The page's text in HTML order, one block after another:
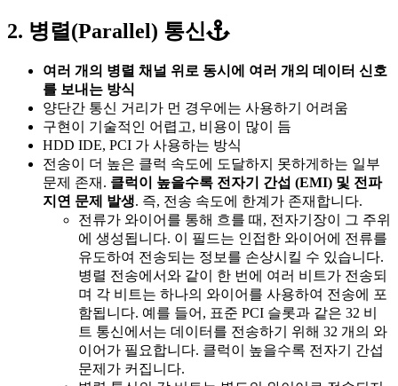
2. 병렬(Parallel) 통신
여러 개의 병렬 채널 위로 동시에 여러 개의 데이터 신호
를 보내는 방식
양단간 통신 거리가 먼 경우에는 사용하기 어려움
구현이 기술적인 어렵고, 비용이 많이 듬
HDD IDE, PCI 가 사용하는 방식
전송이 더 높은 클럭 속도에 도달하지 못하게하는 일부
문제 존재. 클럭이 높을수록 전자기 간섭 (EMI) 및 전파
지연 문제 발생. 즉, 전송 속도에 한계가 존재합니다.
전류가 와이어를 통해 흐를 때, 전자기장이 그 주위
에 생성됩니다. 이 필드는 인접한 와이어에 전류를
유도하여 전송되는 정보를 손상시킬 수 있습니다.
병렬 전송에서와 같이 한 번에 여러 비트가 전송되
며 각 비트는 하나의 와이어를 사용하여 전송에 포
함됩니다. 예를 들어, 표준 PCI 슬롯과 같은 32 비
트 통신에서는 데이터를 전송하기 위해 32 개의 와
이어가 필요합니다. 클럭이 높을수록 전자기 간섭
문제가 커집니다.